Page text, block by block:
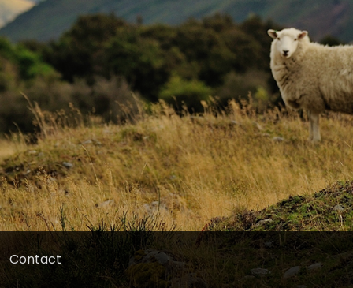
Contact